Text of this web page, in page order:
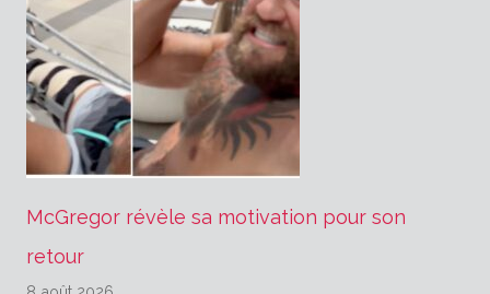
McGregor révèle sa motivation pour son
retour